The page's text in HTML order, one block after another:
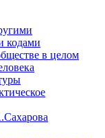
кодами
в целом